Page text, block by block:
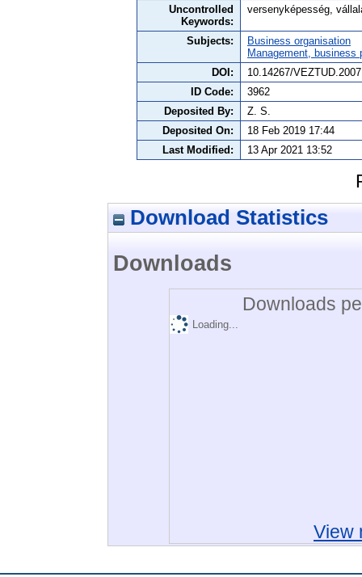
Uncontrolled
Keywords:
versenyképesség,
Subjects:
Business organisation
Management,
DOI:
10.14267/
ID Code:
3962
Deposited By:
Z. S.
Deposited On:
18 Feb 2019 17:44
Last Modified:
13 Apr 2021 13:52
Download Statistics
Downloads
Downloads
Loading...
View